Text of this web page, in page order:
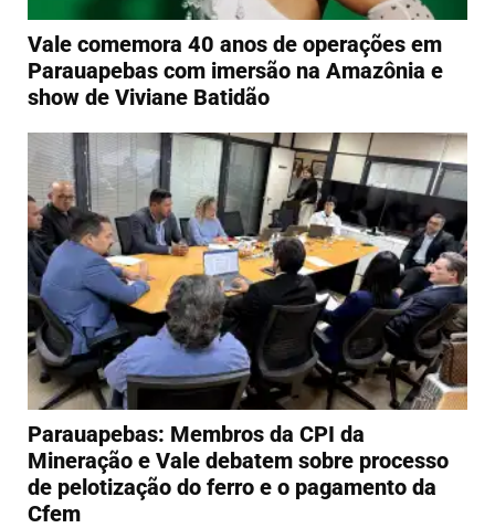
Vale comemora 40 anos de operações em
Parauapebas com imersão na Amazônia e
show de Viviane Batidão
Parauapebas: Membros da CPI da
Mineração e Vale debatem sobre processo
de pelotização do ferro e o pagamento da
Cfem